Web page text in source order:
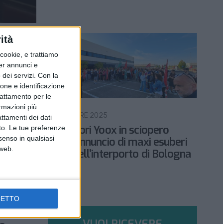
e trattiamo
annunci e
servizi. Con la
e identificazione
per le
più
dei dati
Le tue preferenze
in qualsiasi
di
Lavoratori Yoox in sciopero
dopo l’annuncio di maxi esuberi
anche nell’interporto di Bologna
8 SETTEMBRE 2025
EVIDENZA